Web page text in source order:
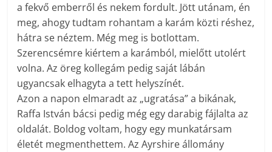
a fekvő emberről és nekem fordult. Jött utánam, én
meg, ahogy tudtam rohantam a karám közti réshez,
hátra se néztem. Még meg is botlottam.
Szerencsémre kiértem a karámból, mielőtt utolért
volna. Az öreg kollegám pedig saját lábán
ugyancsak elhagyta a tett helyszínét.
Azon a napon elmaradt az „ugratása” a bikának,
Raffa István bácsi pedig még egy darabig fájlalta az
oldalát. Boldog voltam, hogy egy munkatársam
életét megmenthettem. Az Ayrshire állomány